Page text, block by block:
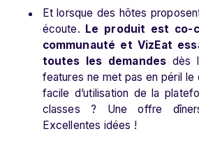
Et lorsque des hôtes
écoute. Le produit est co-
communauté et VizEat
toutes les demandes dès
features ne met pas en péril
facile d’utilisation de la
classes ? Une offre
Excellentes idées !